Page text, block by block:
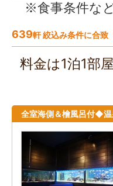
※食事条件な
639軒 絞込み条件に合致
料金は1泊1部
全室海側＆檜風呂付◆温